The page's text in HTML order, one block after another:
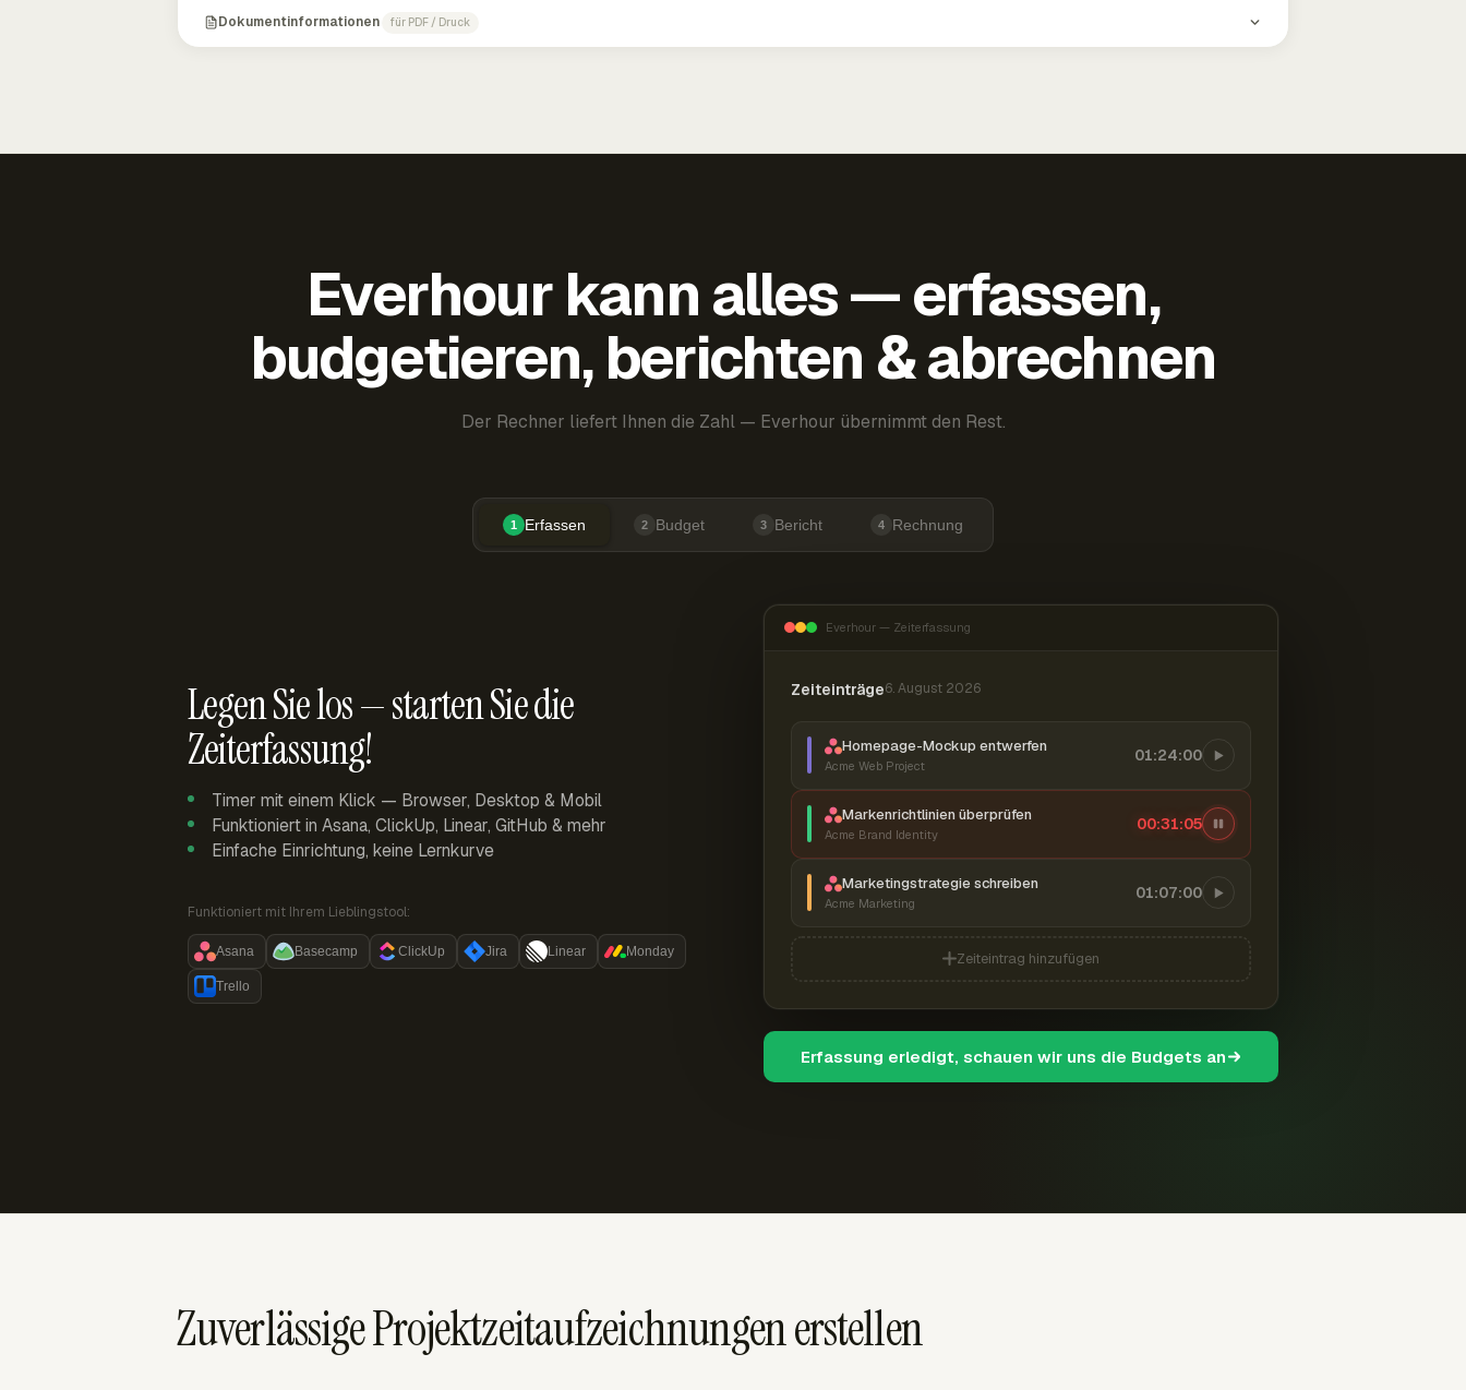
Dokumentinformationen für PDF / Druck
Everhour kann alles — erfassen,
budgetieren, berichten & abrechnen
Der Rechner liefert Ihnen die Zahl — Everhour übernimmt den Rest.
1 Erfassen 2 Budget 3 Bericht 4 Rechnung
Legen Sie los — starten Sie die
Zeiterfassung!
Timer mit einem Klick — Browser, Desktop & Mobil
Funktioniert in Asana, ClickUp, Linear, GitHub & mehr
Einfache Einrichtung, keine Lernkurve
Funktioniert mit Ihrem Lieblingstool:
Asana Basecamp ClickUp Jira Linear Monday
Trello
Everhour — Zeiterfassung
Zeiteinträge6. August 2026
Homepage-Mockup entwerfen
Acme Web Project
01:24:00
Markenrichtlinien überprüfen
Acme Brand Identity
00:31:06
Marketingstrategie schreiben
Acme Marketing
01:07:00
Zeiteintrag hinzufügen
Erfassung erledigt, schauen wir uns die Budgets an
Zuverlässige Projektzeitaufzeichnungen erstellen